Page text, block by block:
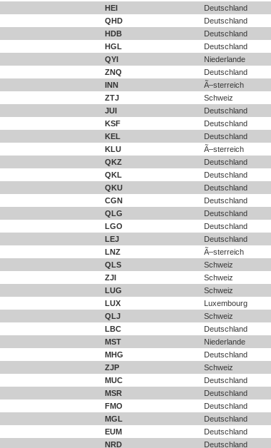
HEI
Deutschland
QHD
Deutschland
HDB
Deutschland
HGL
Deutschland
QYI
Niederlande
ZNQ
Deutschland
INN
Ã–sterreich
ZTJ
Schweiz
JUI
Deutschland
KSF
Deutschland
KEL
Deutschland
KLU
Ã–sterreich
QKZ
Deutschland
QKL
Deutschland
QKU
Deutschland
CGN
Deutschland
QLG
Deutschland
LGO
Deutschland
LEJ
Deutschland
LNZ
Ã–sterreich
QLS
Schweiz
ZJI
Schweiz
LUG
Schweiz
LUX
Luxembourg
QLJ
Schweiz
LBC
Deutschland
MST
Niederlande
MHG
Deutschland
ZJP
Schweiz
MUC
Deutschland
MSR
Deutschland
FMO
Deutschland
MGL
Deutschland
EUM
Deutschland
NRD Deutschland